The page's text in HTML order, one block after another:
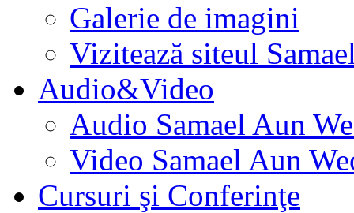
Galerie de imagini
Vizitează siteul
Audio&Video
Audio Samael Aun
Video Samael Aun
Cursuri şi Conferinţe